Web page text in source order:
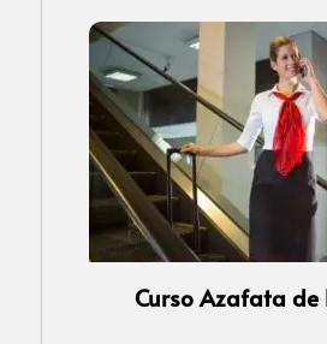
Curso Azafata de